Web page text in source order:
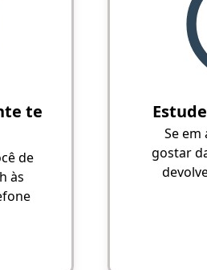
te
de
às
Se em
gostar